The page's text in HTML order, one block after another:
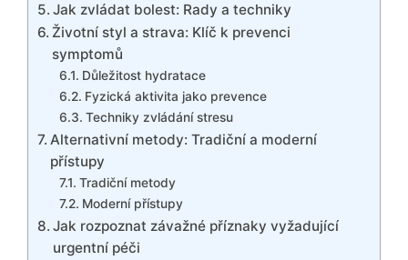
Jak zvládat bolest: Rady a techniky
Životní styl a strava: Klíč k prevenci
symptomů
Důležitost hydratace
Fyzická aktivita jako prevence
Techniky zvládání stresu
Alternativní metody: Tradiční a moderní
přístupy
Tradiční metody
Moderní přístupy
Jak rozpoznat závažné příznaky vyžadující
urgentní péči